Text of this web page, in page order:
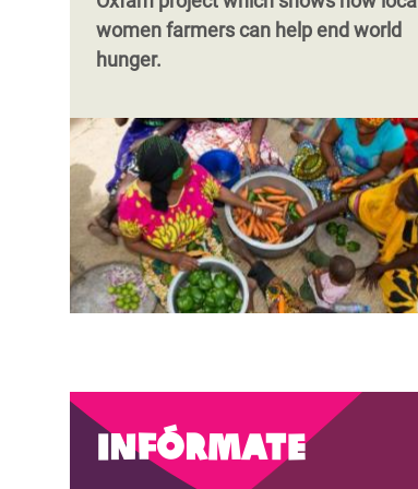
women farmers can help end world
hunger.
Infórmate